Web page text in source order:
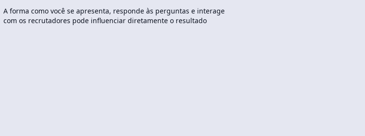
A forma como você se apresenta, responde às perguntas e interage
com os recrutadores pode influenciar diretamente o resultado